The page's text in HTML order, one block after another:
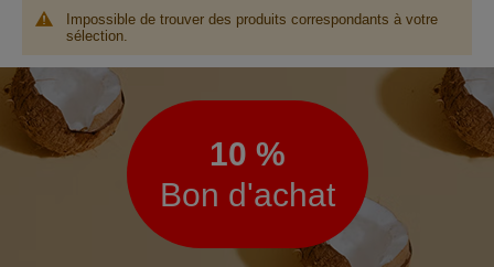
Impossible de trouver des produits correspondants à votre
sélection.
Lettre
d’information
10 %
Bon d'achat